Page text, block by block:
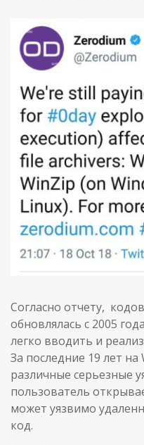
Согласно отчету,
обновлялась с 2005
легко вводить и
За последние 19 лет на
различные серьезные
пользователь
может уязвимо
код.